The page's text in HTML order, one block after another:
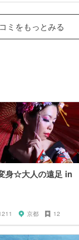
ミをもっとみる
身☆大人の遠足 in
京都 12